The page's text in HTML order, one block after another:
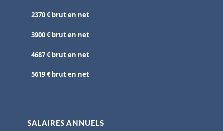
2370 € brut en net
3900 € brut en net
4687 € brut en net
5619 € brut en net
SALAIRES ANNUELS